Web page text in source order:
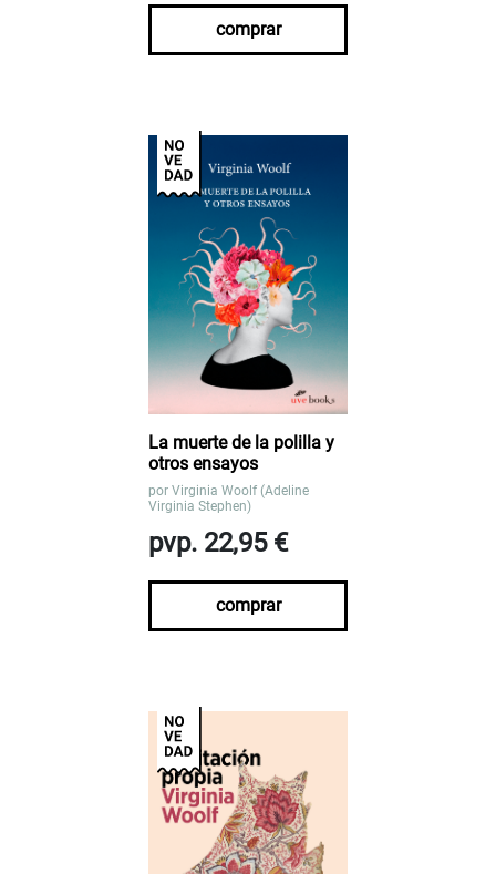
comprar
La muerte de la polilla y
otros ensayos
por Virginia Woolf (Adeline
Virginia Stephen)
pvp. 22,95 €
comprar